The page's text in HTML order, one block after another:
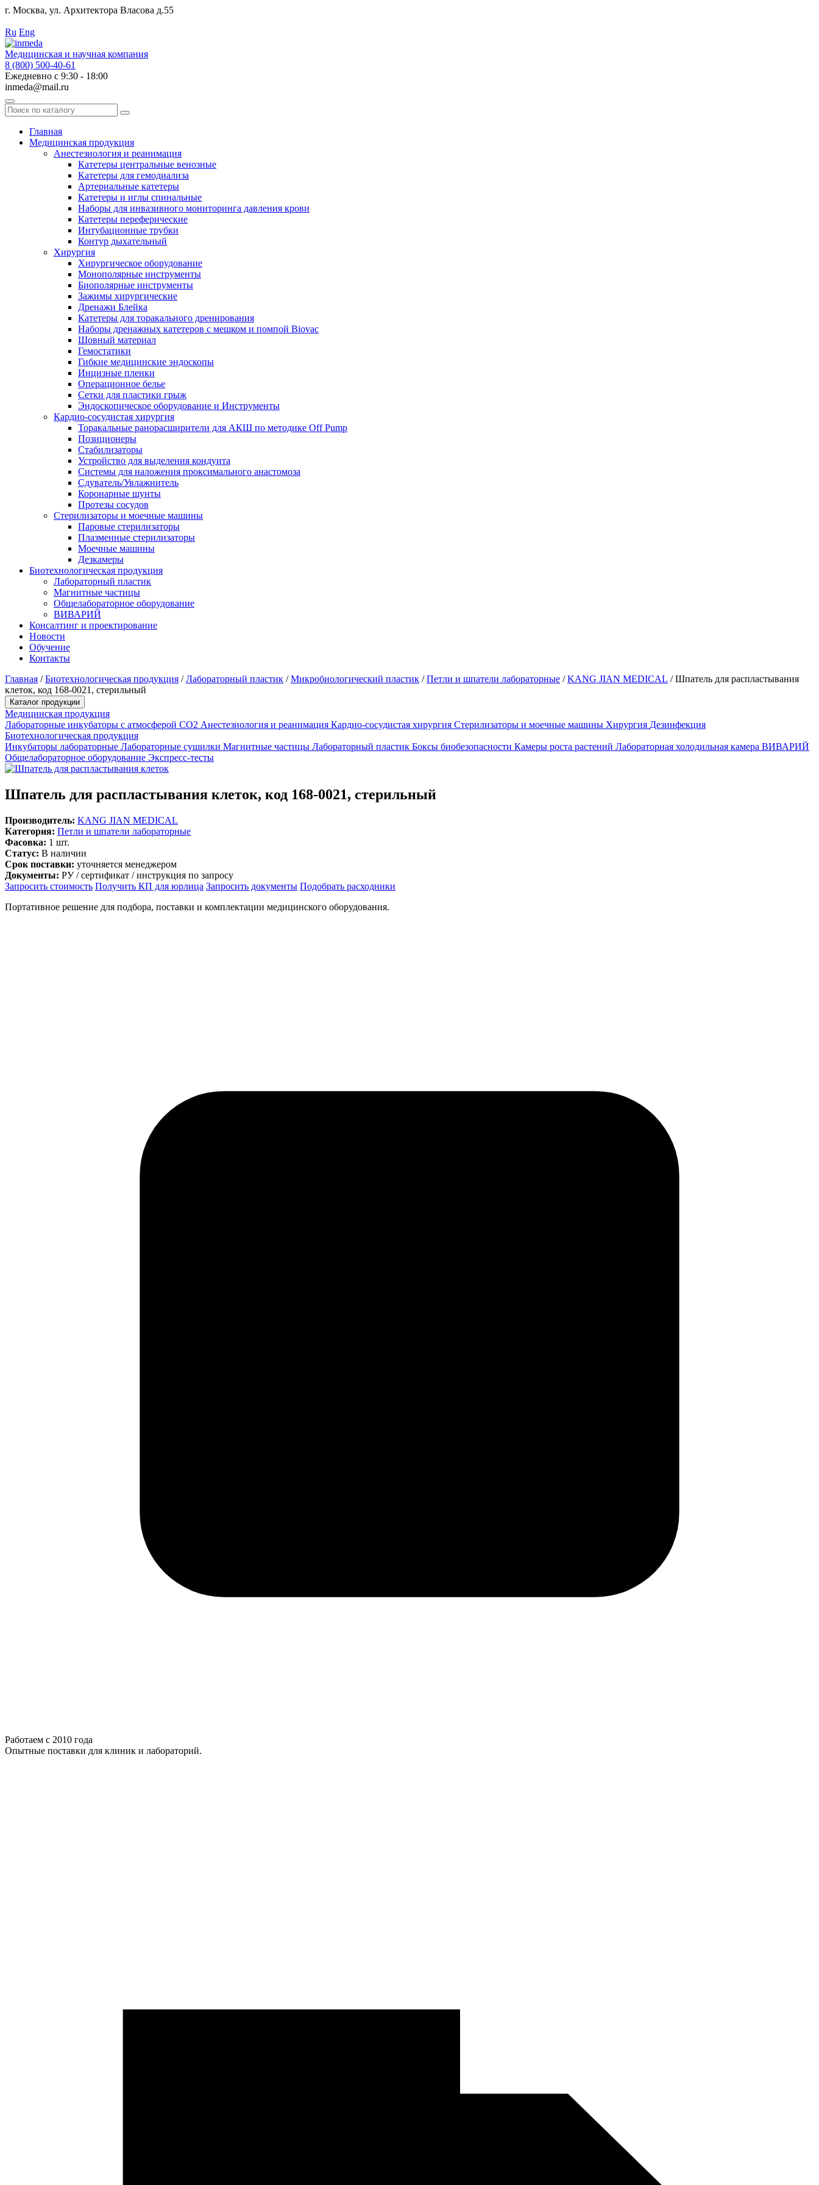
г. Москва, ул. Архитектора Власова д.55
Ru Eng
Медицинская и научная компания
8 (800) 500-40-61
Ежедневно с 9:30 - 18:00
inmeda@mail.ru
Поиск
по
каталогуГлавная
Медицинская продукция
Анестезиология и реанимация
Катетеры центральные венозные
Катетеры для гемодиализа
Артериальные катетеры
Катетеры и иглы спинальные
Наборы для инвазивного мониторинга давления крови
Катетеры переферические
Интубационные трубки
Контур дыхательный
Хирургия
Хирургическое оборудование
Монополярные инструменты
Биополярные инструменты
Зажимы хирургические
Дренажи Блейка
Катетеры для торакального дренирования
Наборы дренажных катетеров с мешком и помпой Biovac
Шовный материал
Гемостатики
Гибкие медицинские эндоскопы
Инцизные пленки
Операционное белье
Сетки для пластики грыж
Эндоскопическое оборудование и Инструменты
Кардио-сосудистая хирургия
Торакальные ранорасширители для АКШ по методике Off Pump
Позиционеры
Стабилизаторы
Устройство для выделения кондуита
Системы для наложения проксимального анастомоза
Сдуватель/Увлажнитель
Коронарные шунты
Протезы сосудов
Стерилизаторы и моечные машины
Паровые стерилизаторы
Плазменные стерилизаторы
Моечные машины
Дезкамеры
Биотехнологическая продукция
Лабораторный пластик
Магнитные частицы
Общелабораторное оборудование
ВИВАРИЙ
Консалтинг и проектирование
Новости
Обучение
Контакты
Главная /Биотехнологическая продукция /Лабораторный пластик /Микробиологический пластик /Петли и шпатели лабораторные /KANG JIAN MEDICAL /Шпатель для распластывания
клеток, код 168-0021, стерильный
Каталог продукции
Медицинская продукция
Лабораторные инкубаторы с атмосферой CO2 Анестезиология и реанимация Кардио-сосудистая хирургия Стерилизаторы и моечные машины Хирургия Дезинфекция
Биотехнологическая продукция
Инкубаторы лабораторные Лабораторные сушилки Магнитные частицы Лабораторный пластик Боксы биобезопасности Камеры роста растений Лабораторная холодильная камера ВИВАРИЙ
Общелабораторное оборудование Экспресс-тесты
Шпатель для распластывания клеток, код 168-0021, стерильный
Производитель: KANG JIAN MEDICAL
Категория: Петли и шпатели лабораторные
Фасовка: 1 шт.
Статус: В наличии
Срок поставки: уточняется менеджером
Документы: РУ / сертификат / инструкция по запросу
Запросить стоимость Получить КП для юрлица Запросить документы Подобрать расходники
Портативное решение для подбора, поставки и комплектации медицинского оборудования.
Работаем с 2010 года
Опытные поставки для клиник и лабораторий.